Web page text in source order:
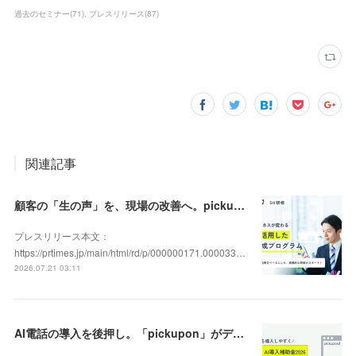
過去のセミナー(71) プレスリリース(87)
関連記事
顧客の「生の声」を、現場の改善へ。pickupon、実践型「DX人材育成研修」の提供を開始
プレスリリース本文：
https://prtimes.jp/main/html/rd/p/000000171.000033…
2026.07.21 03:11
AI電話の導入を後押し。「pickupon」がデジタル化・AI導入補助金2026（旧IT導入補助金）の対象ツールとして登録